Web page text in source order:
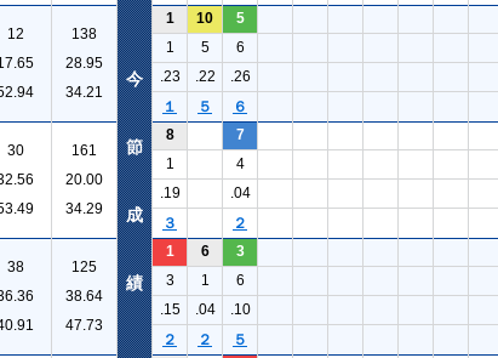
12
138
28.95
34.21
1 10 5
1 5
6
.23
.22
.26
１
５ ６
30
161
20.00
34.29
8 7
1
4
.19
.04
３
２
38
125
38.64
47.73
1 6 3
3 1
6
.15
.04
.10
２
２ ５
今
節
成
績